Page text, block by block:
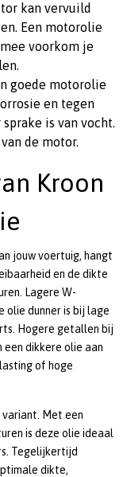
kan vervuild
Een motorolie
voorkom je
goede motorolie
en tegen
is van vocht.
de motor.
Kroon
jouw voertuig, hangt
en de dikte
Lagere W-
olie dunner is bij lage
Hogere getallen bij
dikkere olie aan
of hoge
variant. Met een
is deze olie ideaal
Tegelijkertijd
dikte,